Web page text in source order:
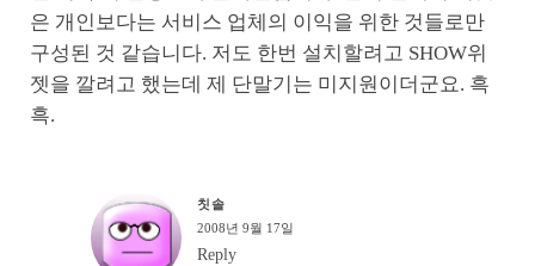
은 개인보다는 서비스 업체의 이익을 위한 것들로만
구성된 것 같습니다. 저도 한번 설치할려고 SHOW위
젯을 깔려고 했는데 제 단말기는 미지원이더군요. 흑
흑.
칫솔
2008년 9월 17일
Reply